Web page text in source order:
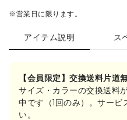
※営業日に限ります。
アイテム説明 ス
【会員限定】交換送料片道
サイズ・カラーの交換送料
中です（1回のみ）。サービ
い。